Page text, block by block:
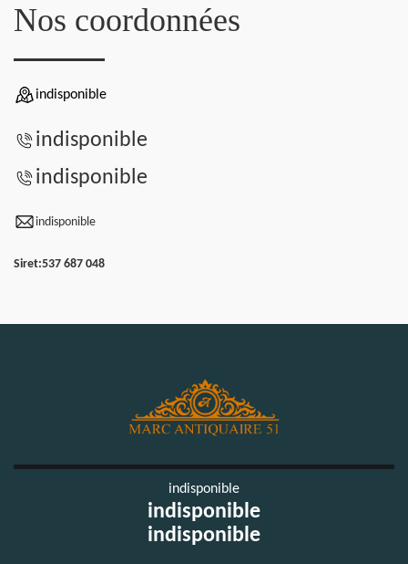
Nos coordonnées
indisponible
indisponible
indisponible
indisponible
Siret:537 687 048
indisponible
indisponible
indisponible